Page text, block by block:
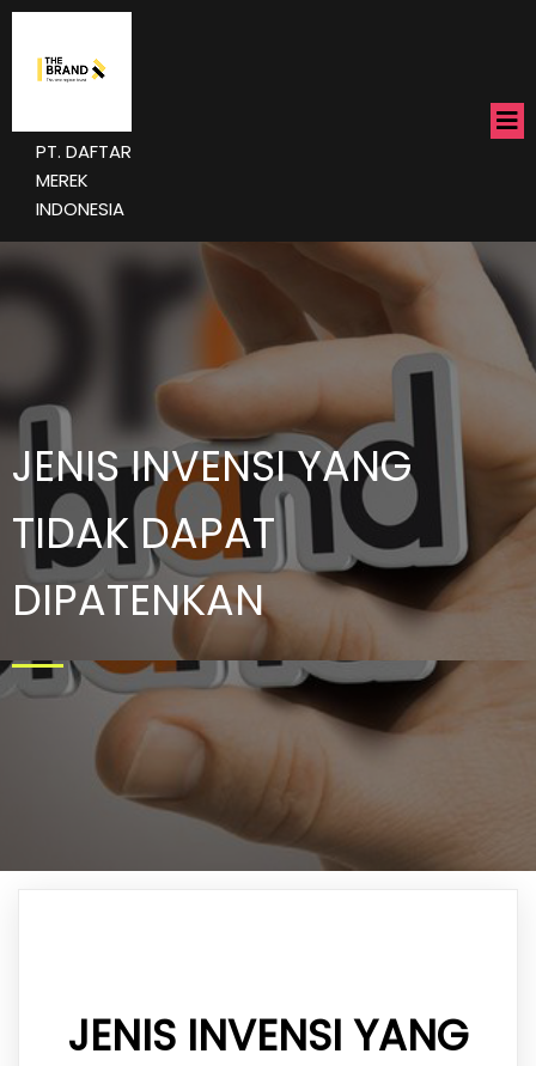
PT. DAFTAR
MEREK
INDONESIA
JENIS INVENSI YANG
TIDAK DAPAT
DIPATENKAN
JENIS INVENSI YANG